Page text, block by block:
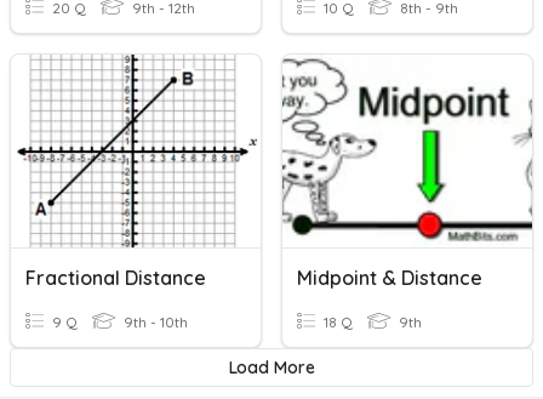
20 Q 9th - 12th 10 Q 8th - 9th
Fractional Distance
9 Q 9th - 10th
Midpoint & Distance
18 Q 9th
Load More